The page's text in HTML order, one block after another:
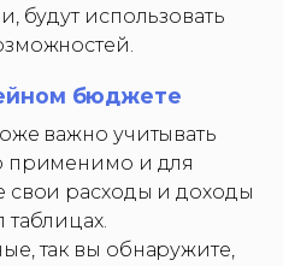
будут использовать
бюджете
важно учитывать
применимо и для
свои расходы и доходы
так вы обнаружите,